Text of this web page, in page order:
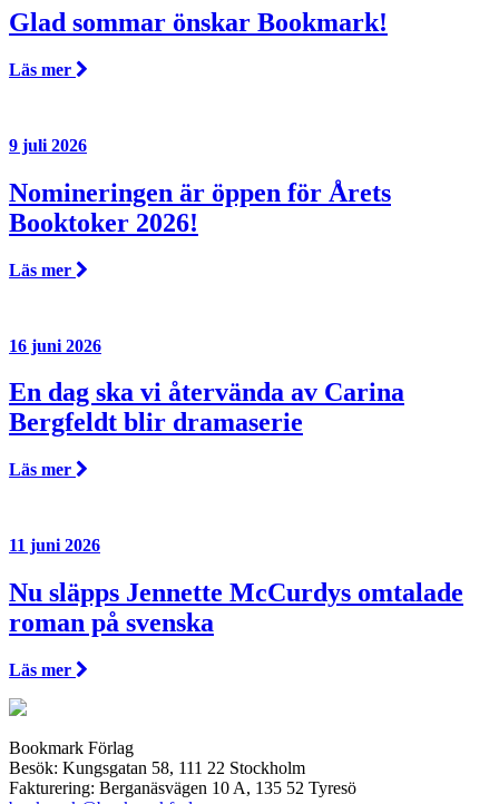
Glad sommar önskar Bookmark!
Läs mer
9 juli 2026
Nomineringen är öppen för Årets
Booktoker 2026!
Läs mer
16 juni 2026
En dag ska vi återvända av Carina
Bergfeldt blir dramaserie
Läs mer
11 juni 2026
Nu släpps Jennette McCurdys omtalade
roman på svenska
Läs mer
Bookmark Förlag
Besök: Kungsgatan 58, 111 22 Stockholm
Fakturering: Berganäsvägen 10 A, 135 52 Tyresö